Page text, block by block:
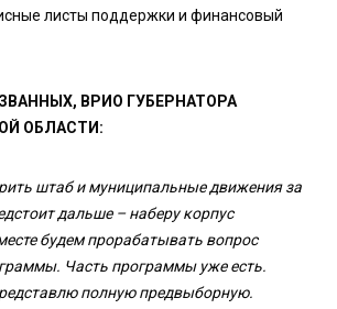
листы поддержки и финансовый
ВРИО ГУБЕРНАТОРА
ОБЛАСТИ:
штаб и муниципальные движения за
дальше – наберу корпус
будем прорабатывать вопрос
Часть программы уже есть.
полную предвыборную.